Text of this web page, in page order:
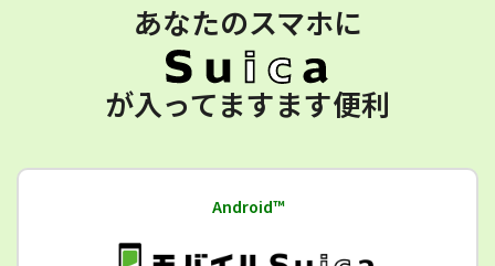
あなたのスマホに
が入ってますます便利
Android™